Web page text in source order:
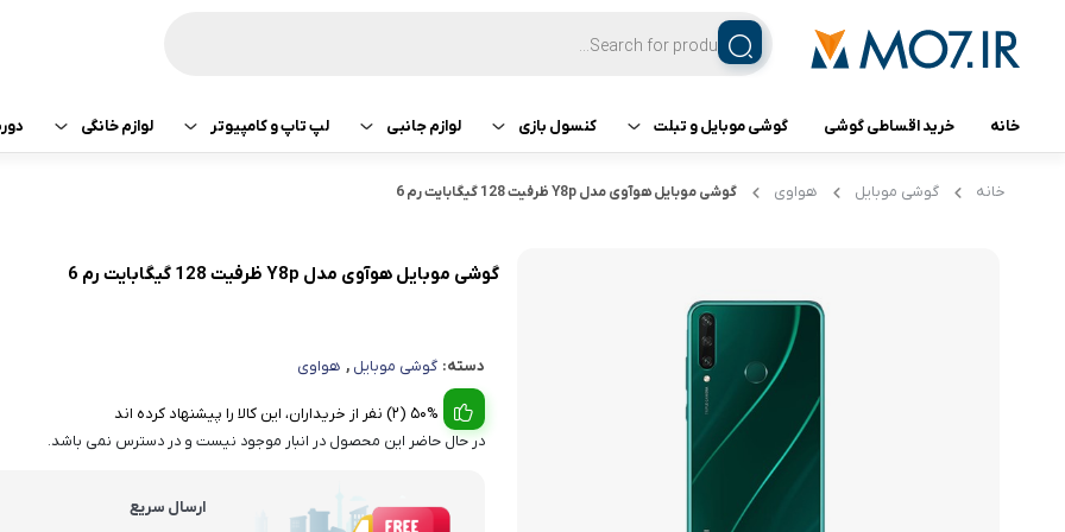
خانه خرید اقساطی گوشی گوشی موبایل و تبلت
تبلت تبلت اپل
تبلت هوآوی
گوشی سامسونگ
گوشی شیائومی
گوشی ناتینگ فون
گوشی داریا
کنسول بازی
کنسول بازی سونی
لوازم جانبی
هدفون و هندزفری
هندزفری
لپ تاپ و کامپیوتر
قطعات کامپیوتر
لوازم خانگی
خانه گوشی موبایل هواوی گوشی موبایل هوآوی مدل Y8p ظرفیت 128 گیگابایت رم 6
گوشی موبایل هوآوی مدل Y8p ظرفیت 128 گیگابایت رم 6
دسته: گوشی موبایل , هواوی
50% (2) نفر از خریداران، این کالا را پیشنهاد کرده اند
در حال حاضر این محصول در انبار موجود نیست و در دسترس نمی باشد.
ارسال سریع